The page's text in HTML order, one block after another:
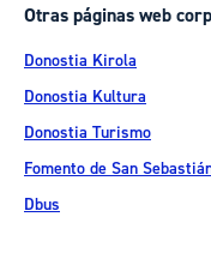
Otras páginas web
Donostia Kirola
Donostia Kultura
Donostia Turismo
Fomento de San
Dbus